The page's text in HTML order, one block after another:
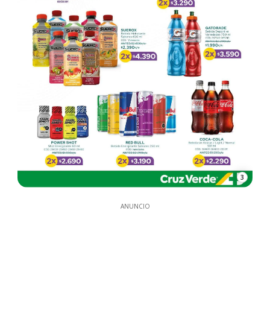
3
ANUNCIO